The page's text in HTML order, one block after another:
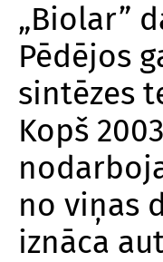
„Biolar”
Pēdējos
sintēzes
Kopš
no viņas
iznāca